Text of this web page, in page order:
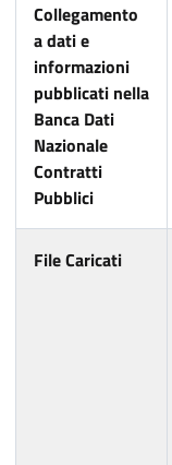
Collegamento
a dati e
informazioni
pubblicati nella
Banca Dati
Nazionale
Contratti
Pubblici
File Caricati